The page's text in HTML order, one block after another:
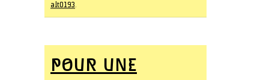
alt0193.
POUR UNE